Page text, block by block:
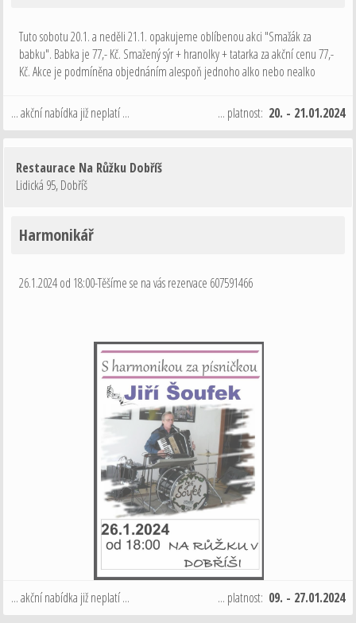
Tuto sobotu 20.1. a neděli 21.1. opakujeme oblíbenou akci "Smažák za
babku". Babka je 77,- Kč. Smažený sýr + hranolky + tatarka za akční cenu 77,-
Kč. Akce je podmíněna objednáním alespoň jednoho alko nebo nealko
…
... akční nabídka již neplatí ... ... platnost: 20. - 21.01.2024
Restaurace Na Růžku Dobříš
Lidická 95,Dobříš
Harmonikář
26.1.2024 od 18:00-Těšíme se na vás rezervace 607591466
... akční nabídka již neplatí ... ... platnost: 09. - 27.01.2024